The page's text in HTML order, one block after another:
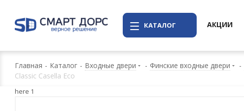
КАТАЛОГ АКЦИИ
Главная - Каталог - Входные двери - Финские входные двери -
Classic Casella Eco
here 1